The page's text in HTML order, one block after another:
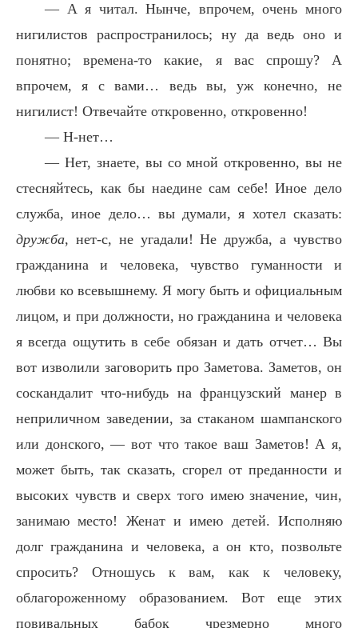
— А я читал. Нынче, впрочем, очень много
нигилистов распространилось; ну да ведь оно и
понятно; времена-то какие, я вас спрошу? А
впрочем, я с вами… ведь вы, уж конечно, не
нигилист! Отвечайте откровенно, откровенно!
— Н-нет…
— Нет, знаете, вы со мной откровенно, вы не
стесняйтесь, как бы наедине сам себе! Иное дело
служба, иное дело… вы думали, я хотел сказать:
дружба, нет-с, не угадали! Не дружба, а чувство
гражданина и человека, чувство гуманности и
любви ко всевышнему. Я могу быть и официальным
лицом, и при должности, но гражданина и человека
я всегда ощутить в себе обязан и дать отчет… Вы
вот изволили заговорить про Заметова. Заметов, он
соскандалит что-нибудь на французский манер в
неприличном заведении, за стаканом шампанского
или донского, — вот что такое ваш Заметов! А я,
может быть, так сказать, сгорел от преданности и
высоких чувств и сверх того имею значение, чин,
занимаю место! Женат и имею детей. Исполняю
долг гражданина и человека, а он кто, позвольте
спросить? Отношусь к вам, как к человеку,
облагороженному образованием. Вот еще этих
повивальных бабок чрезмерно много